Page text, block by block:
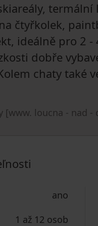
čtyřkolek,
ideálně pro 2
dobře
chaty také
[www. loucna - nad
ano
1 až 12 osob